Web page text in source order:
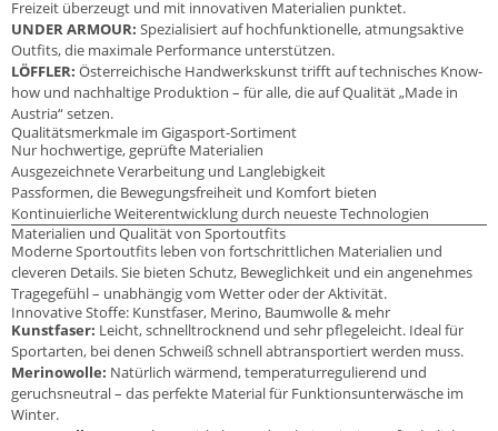
Freizeit überzeugt und mit innovativen Materialien punktet.
UNDER ARMOUR: Spezialisiert auf hochfunktionelle, atmungsaktive
Outfits, die maximale Performance unterstützen.
LÖFFLER: Österreichische Handwerkskunst trifft auf technisches Know-
how und nachhaltige Produktion – für alle, die auf Qualität „Made in
Austria“ setzen.
Qualitätsmerkmale im Gigasport-Sortiment
Nur hochwertige, geprüfte Materialien
Ausgezeichnete Verarbeitung und Langlebigkeit
Passformen, die Bewegungsfreiheit und Komfort bieten
Kontinuierliche Weiterentwicklung durch neueste Technologien
Materialien und Qualität von Sportoutfits
Moderne Sportoutfits leben von fortschrittlichen Materialien und
cleveren Details. Sie bieten Schutz, Beweglichkeit und ein angenehmes
Tragegefühl – unabhängig vom Wetter oder der Aktivität.
Innovative Stoffe: Kunstfaser, Merino, Baumwolle & mehr
Kunstfaser: Leicht, schnelltrocknend und sehr pflegeleicht. Ideal für
Sportarten, bei denen Schweiß schnell abtransportiert werden muss.
Merinowolle: Natürlich wärmend, temperaturregulierend und
geruchsneutral – das perfekte Material für Funktionsunterwäsche im
Winter.